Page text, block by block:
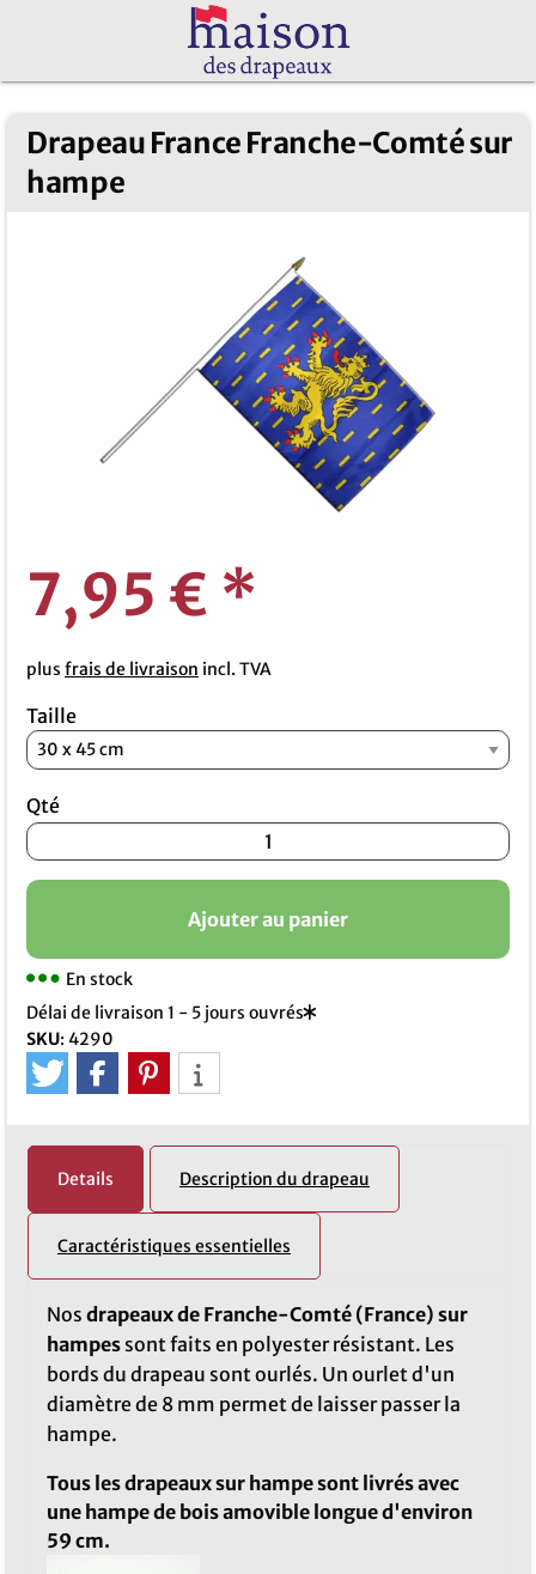
Drapeau France Franche-Comté sur
hampe
7,95 € *
plus frais de livraison incl. TVA
Taille
Qté
Ajouter au panier
En stock
Délai de livraison 1 - 5 jours ouvrés
SKU: 4290
Details Description du drapeau
Caractéristiques essentielles
Nos drapeaux de Franche-Comté (France) sur
hampes sont faits en polyester résistant. Les
bords du drapeau sont ourlés. Un ourlet d'un
diamètre de 8 mm permet de laisser passer la
hampe.
Tous les drapeaux sur hampe sont livrés avec
une hampe de bois amovible longue d'environ
59 cm.